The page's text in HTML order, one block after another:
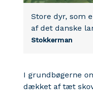
Store dyr, som
af det danske
Stokkerman
I grundbøgerne
dækket af tæt